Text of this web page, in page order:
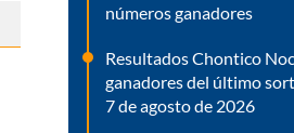
números ganadores
Resultados Chontico
ganadores del último
7 de agosto de 2026